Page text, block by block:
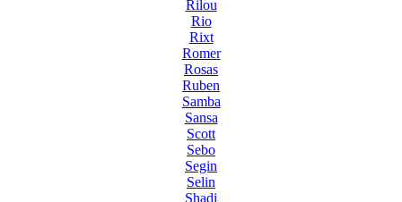
Rilou
Rio
Rixt
Romer
Rosas
Ruben
Samba
Sansa
Scott
Sebo
Segin
Selin
Shadi